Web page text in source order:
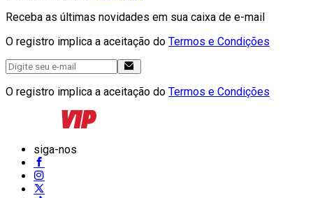
Receba as últimas novidades em sua caixa de e-mail
O registro implica a aceitação do Termos e Condições
O registro implica a aceitação do Termos e Condições
siga-nos